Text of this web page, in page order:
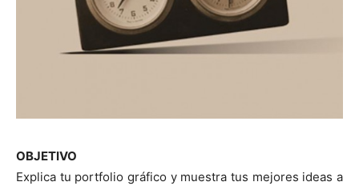
OBJETIVO
Explica tu portfolio gráfico y muestra tus mejores ideas a